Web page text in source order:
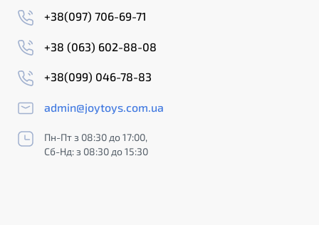
+38(097) 706-69-71
+38 (063) 602-88-08
+38(099) 046-78-83
admin@joytoys.com.ua
Пн-Пт з 08:30 до 17:00,
Сб-Нд: з 08:30 до 15:30